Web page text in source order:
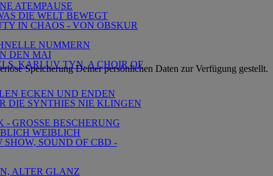
ATEMPAUSE
DIE WELT BEWEGT
IN CHAOS - VON OBSKUR
NUMMERN
DEN MAI
KARLUV TYN, A CHOIR OF
ECKEN UND ENDEN
DIE SYNTHIES NIE KLINGEN
GROSSE BESCHERUNG
WEIBLICH
SOUND OF CBD -
ALTER GLANZ
Speicherung Deiner persönlichen Daten zur Verfügung gestellt.